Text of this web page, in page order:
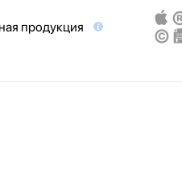
продукция